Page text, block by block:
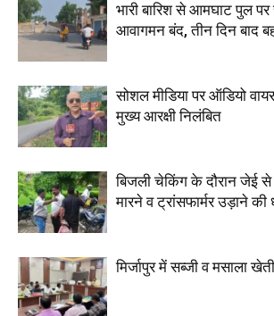
भारी बारिश से आमघाट पुल पर
आवागमन बंद, तीन दिन बाद
सोशल मीडिया पर ऑडियो
मुख्य आरक्षी निलंबित
बिजली चेकिंग के दौरान जेई
मारने व ट्रांसफार्मर उड़ाने
मिर्जापुर में सब्जी व मसाला